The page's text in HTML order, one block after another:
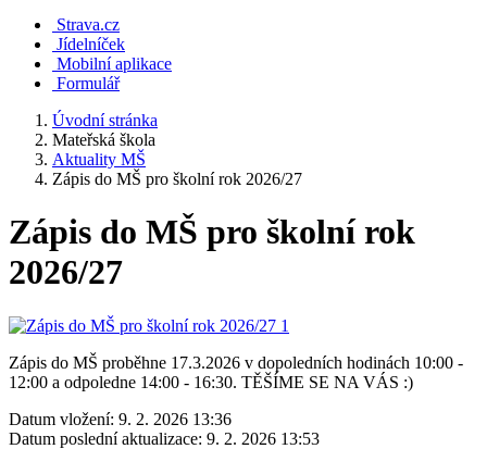
Strava.cz
Jídelníček
Mobilní aplikace
Formulář
Úvodní stránka
Mateřská škola
Aktuality MŠ
Zápis do MŠ pro školní rok 2026/27
Zápis do MŠ pro školní rok
2026/27
Zápis do MŠ proběhne 17.3.2026 v dopoledních hodinách 10:00 -
12:00 a odpoledne 14:00 - 16:30. TĚŠÍME SE NA VÁS :)
Datum vložení: 9. 2. 2026 13:36
Datum poslední aktualizace: 9. 2. 2026 13:53